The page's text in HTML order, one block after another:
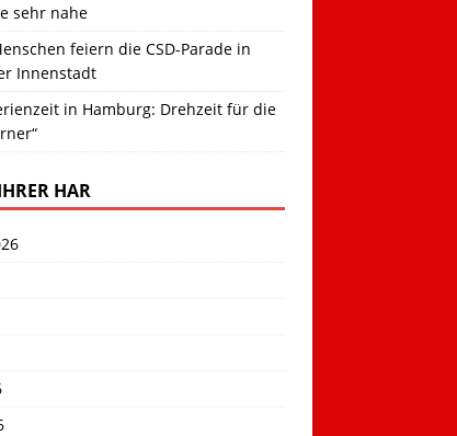
sehr nahe
feiern die CSD-Parade in
Innenstadt
in Hamburg: Drehzeit für die
HAR